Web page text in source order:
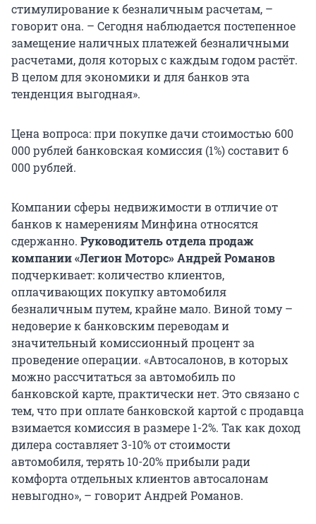
стимулирование к безналичным расчетам, –
говорит она. – Сегодня наблюдается постепенное
замещение наличных платежей безналичными
расчетами, доля которых с каждым годом растёт.
В целом для экономики и для банков эта
тенденция выгодная».
Цена вопроса: при покупке дачи стоимостью 600
000 рублей банковская комиссия (1%) составит 6
000 рублей.
Компании сферы недвижимости в отличие от
банков к намерениям Минфина относятся
сдержанно. Руководитель отдела продаж
компании «Легион Моторс» Андрей Романов
подчеркивает: количество клиентов,
оплачивающих покупку автомобиля
безналичным путем, крайне мало. Виной тому –
недоверие к банковским переводам и
значительный комиссионный процент за
проведение операции. «Автосалонов, в которых
можно рассчитаться за автомобиль по
банковской карте, практически нет. Это связано с
тем, что при оплате банковской картой с продавца
взимается комиссия в размере 1-2%. Так как доход
дилера составляет 3-10% от стоимости
автомобиля, терять 10-20% прибыли ради
комфорта отдельных клиентов автосалонам
невыгодно», – говорит Андрей Романов.